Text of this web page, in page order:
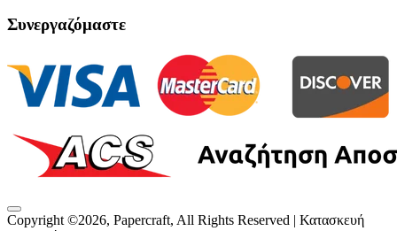
Συνεργαζόμαστε
Copyright ©2026, Papercraft, All Rights Reserved | Κατασκευή